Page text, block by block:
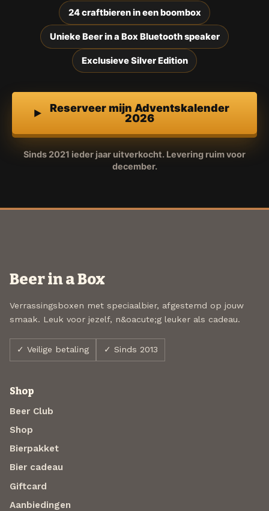
24 craftbieren in een boombox
Unieke Beer in a Box Bluetooth speaker
Exclusieve Silver Edition
Reserveer mijn Adventskalender
2026
Sinds 2021 ieder jaar uitverkocht. Levering ruim voor
december.
Beer in a Box
Verrassingsboxen met speciaalbier, afgestemd op jouw
smaak. Leuk voor jezelf, n&oacute;g leuker als cadeau.
✓ Veilige betaling ✓ Sinds 2013
Shop
Beer Club
Shop
Bierpakket
Bier cadeau
Giftcard
Aanbiedingen